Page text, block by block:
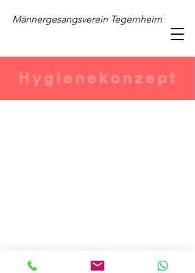
Männergesangsverein Tegernheim
Hygienekonzept